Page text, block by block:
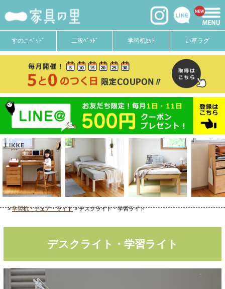
すのこﾍﾞｯﾄﾞ 二段ﾍﾞｯﾄﾞ 学習机ｾｯﾄ い草ラグ
学習机・チェア・ライト デスクライト・学習ライト
デスクライト・学習ライト